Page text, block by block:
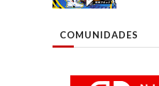
COMUNIDADES